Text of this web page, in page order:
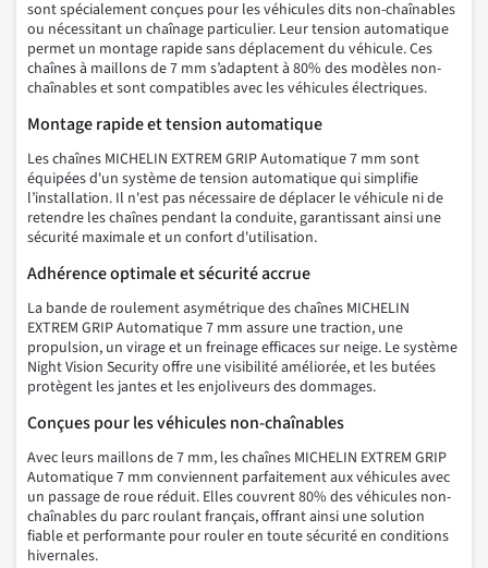
sont spécialement conçues pour les véhicules dits non-chaînables
ou nécessitant un chaînage particulier. Leur tension automatique
permet un montage rapide sans déplacement du véhicule. Ces
chaînes à maillons de 7 mm s’adaptent à 80% des modèles non-
chaînables et sont compatibles avec les véhicules électriques.
Montage rapide et tension automatique
Les chaînes MICHELIN EXTREM GRIP Automatique 7 mm sont
équipées d'un système de tension automatique qui simplifie
l’installation. Il n'est pas nécessaire de déplacer le véhicule ni de
retendre les chaînes pendant la conduite, garantissant ainsi une
sécurité maximale et un confort d'utilisation.
Adhérence optimale et sécurité accrue
La bande de roulement asymétrique des chaînes MICHELIN
EXTREM GRIP Automatique 7 mm assure une traction, une
propulsion, un virage et un freinage efficaces sur neige. Le système
Night Vision Security offre une visibilité améliorée, et les butées
protègent les jantes et les enjoliveurs des dommages.
Conçues pour les véhicules non-chaînables
Avec leurs maillons de 7 mm, les chaînes MICHELIN EXTREM GRIP
Automatique 7 mm conviennent parfaitement aux véhicules avec
un passage de roue réduit. Elles couvrent 80% des véhicules non-
chaînables du parc roulant français, offrant ainsi une solution
fiable et performante pour rouler en toute sécurité en conditions
hivernales.